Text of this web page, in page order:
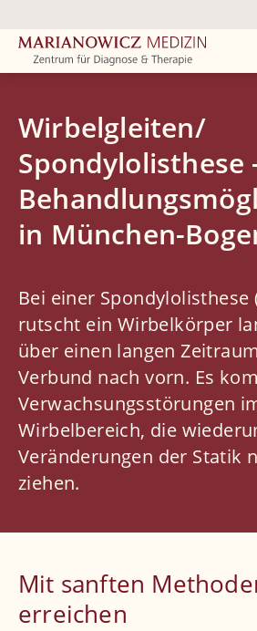
Zentrum
Orthopädie
Behandlungsspektrum
Rückenschmerzen
Bandscheibenvorfall
Wurzelreizsyndrom
Spinalkanalstenose
Wirbelgelenksarthrose
Schmerzen nach Rücken-OP
Interdisziplinäre
Muskuläre Verspannungen
Gelenke
Wirbelgleiten/
Spondylolisthese
in München-
Bei einer Spondylolisthese
rutscht ein Wirbelkörper
über einen langen
Verbund nach vorn. Es
Verwachsungsstörungen
Wirbelbereich, die
Veränderungen der Statik
ziehen.
Mit sanften
erreichen